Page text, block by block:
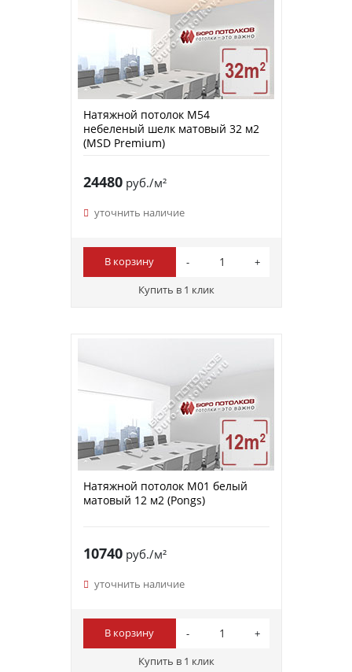
Натяжной потолок M54
небеленый шелк матовый 32 м2
(MSD Premium)
24480руб./м²
уточнить наличие
В корзину
Купить в 1 клик
Натяжной потолок M01 белый
матовый 12 м2 (Pongs)
10740руб./м²
уточнить наличие
В корзину
Купить в 1 клик